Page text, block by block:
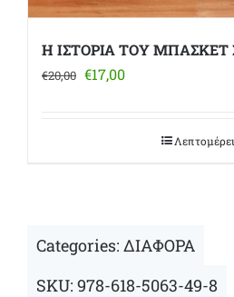
Η ΙΣΤΟΡΙΑ ΤΟΥ
€20,00 Original
€17,00Η
Categories: ΔΙΑΦΟΡΑ
SKU: 978-618-5063-49-8